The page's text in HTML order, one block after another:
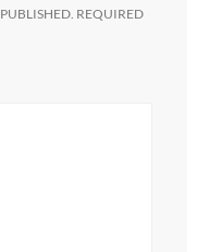
REQUIRED